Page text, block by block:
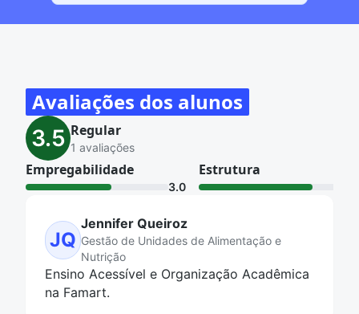
Avaliações dos alunos
3.5 Regular
1 avaliações
Empregabilidade
3.0
Estrutura
JQ
Jennifer Queiroz
Gestão de Unidades de Alimentação e
Nutrição
Ensino Acessível e Organização Acadêmica
na Famart.